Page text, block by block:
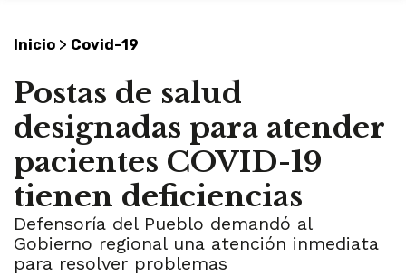
Inicio > Covid-19
Postas de salud
designadas para atender
pacientes COVID-19
tienen deficiencias
Defensoría del Pueblo demandó al
Gobierno regional una atención inmediata
para resolver problemas